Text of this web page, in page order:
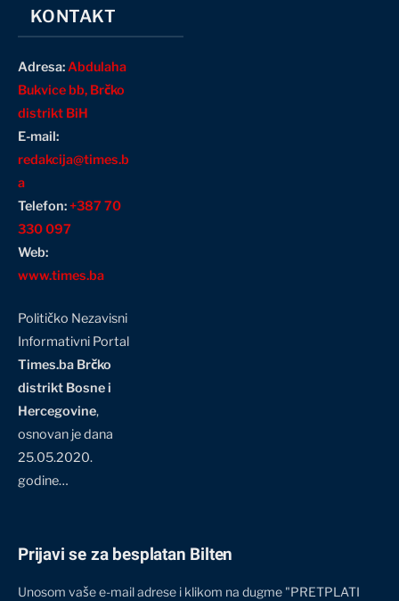
KONTAKT
Adresa:Abdulaha
Bukvice bb, Brčko
distrikt BiH
E-mail:
redakcija@times.b
a
Telefon:+387 70
330 097
Web:
www.times.ba
Političko Nezavisni
Informativni Portal
Times.ba Brčko
distrikt Bosne i
Hercegovine,
osnovan je dana
25.05.2020.
godine…
Prijavi se za besplatan Bilten
Unosom vaše e-mail adrese i klikom na dugme "PRETPLATI